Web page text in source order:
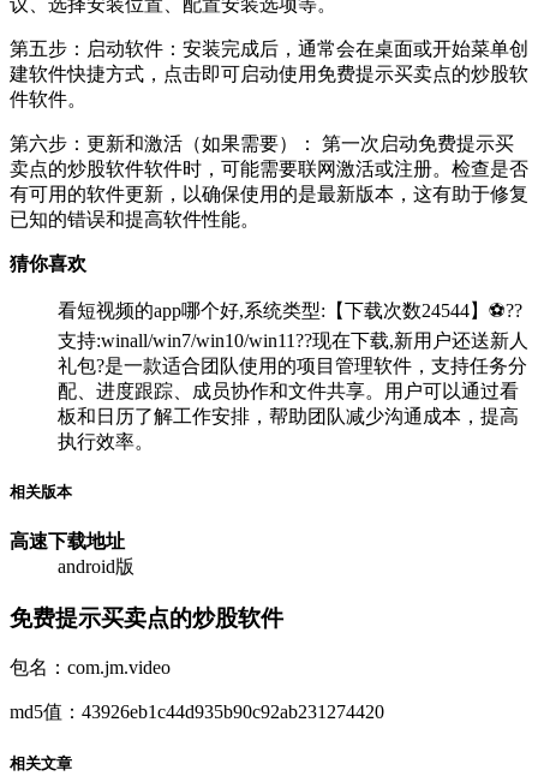
第五步：启动软件：安装完成后，通常会在桌面或开始菜单创
建软件快捷方式，点击即可启动使用免费提示买卖点的炒股软
件软件。
第六步：更新和激活（如果需要）： 第一次启动免费提示买
卖点的炒股软件软件时，可能需要联网激活或注册。检查是否
有可用的软件更新，以确保使用的是最新版本，这有助于修复
已知的错误和提高软件性能。
猜你喜欢
看短视频的app哪个好,系统类型:【下载次数24544】⚽??
支持:winall/win7/win10/win11??现在下载,新用户还送新人
礼包?是一款适合团队使用的项目管理软件，支持任务分
配、进度跟踪、成员协作和文件共享。用户可以通过看
板和日历了解工作安排，帮助团队减少沟通成本，提高
执行效率。
相关版本
高速下载地址
android版
免费提示买卖点的炒股软件
包名：com.jm.video
md5值：43926eb1c44d935b90c92ab231274420
相关文章